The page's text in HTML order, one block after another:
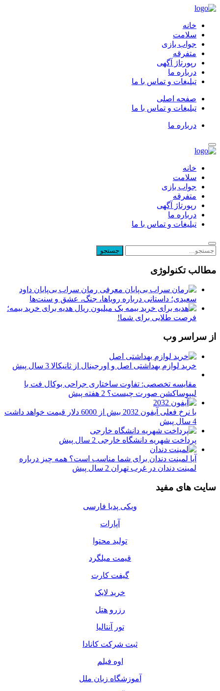
خانه
سلامت
جواب بازی
متفرقه
رپورتاژ آگهی
درباره ما
تبلیغات و تماس با ما
صفحه اصلی
تبلیغات و تماس با ما
درباره ما
خانه
سلامت
جواب بازی
متفرقه
رپورتاژ آگهی
درباره ما
تبلیغات و تماس با ما
مطالب تکنولوژی
معرفی رمان سراب بی‌پایان داود
سعیدی؛ داستانی درباره رویاها، جنگ، عشق و سنت‌ها
یک میلیون ریال هدیه برای خرید بیمه؛
فرصت طلایی برای شما!
از سراسر وب
خرید لوازم بهداشتی اصل و اورجینال از ثانیکالا 3 سال پیش
مقایسه تخصصی: تفاوت ساختاری جراحی بوکال فت با
لیپوساکشن صورت چیست؟ 2 هفته پیش
با نرخ فعلی آیفون 2032 بیش از 6000 دلار قیمت خواهد داشت
4 سال پیش
پرداخت شهریه دانشگاه خارجی 2 سال پیش
آیا لمینت دندان برای شما مناسب است؟ همه چیز درباره
لمینت دندان در غرب تهران 2 سال پیش
سایت های مفید
ویکی پدیا فارسی
آپارات
تولید محتوا
قیمت میلگرد
گیفت کارت
خرید لایک
رزرو هتل
تور آنتالیا
ثبت شرکت کانادا
اوه فیلم
آموزشگاه زبان ملل